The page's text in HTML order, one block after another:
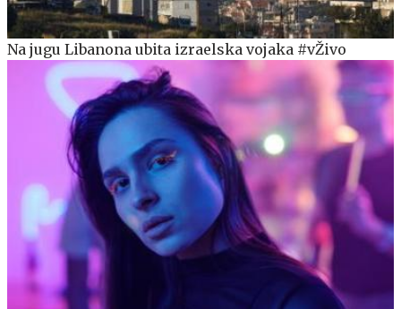
Na jugu Libanona ubita izraelska vojaka #vŽivo